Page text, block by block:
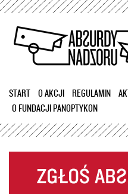
Przejdź
treści
START O AKCJI REGULAMIN
O FUNDACJI PANOPTYKON